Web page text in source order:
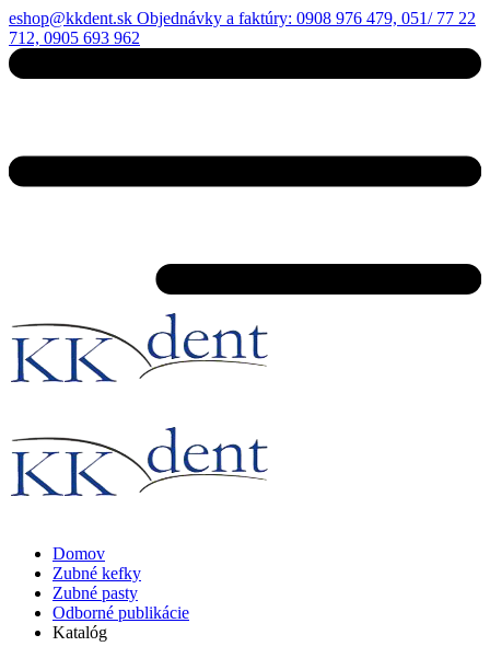
eshop@kkdent.sk Objednávky a faktúry: 0908 976 479, 051/ 77 22
712, 0905 693 962
Domov
Zubné kefky
Zubné pasty
Odborné publikácie
Katalóg